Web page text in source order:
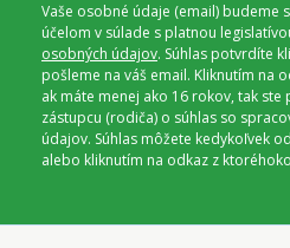
Vaše osobné údaje (email) budeme
účelom v súlade s platnou
osobných údajov. Súhlas potvrdíte
pošleme na váš email. Kliknutím na
ak máte menej ako 16 rokov, tak
zástupcu (rodiča) o súhlas so
údajov. Súhlas môžete kedykoľvek
alebo kliknutím na odkaz z